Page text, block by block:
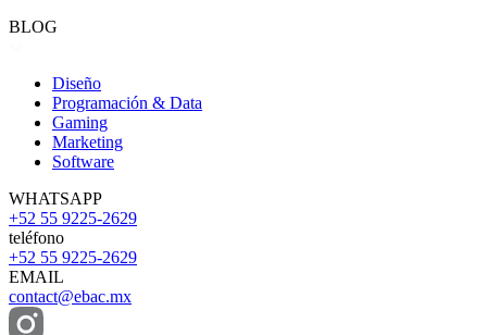
BLOG
Diseño
Programación & Data
Gaming
Marketing
Software
WHATSAPP
+52 55 9225-2629
teléfono
+52 55 9225-2629
EMAIL
contact@ebac.mx